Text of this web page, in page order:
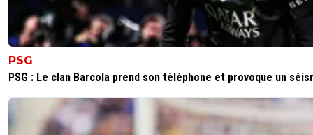
PSG
PSG : Le clan Barcola prend son téléphone et provoque un